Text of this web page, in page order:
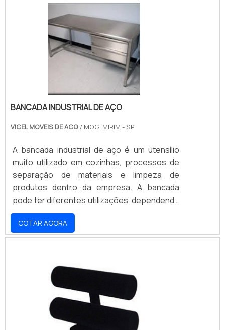
BANCADA INDUSTRIAL DE AÇO
VICEL MOVEIS DE ACO / MOGI MIRIM - SP
A bancada industrial de aço é um utensílio
muito utilizado em cozinhas, processos de
separação de materiais e limpeza de
produtos dentro da empresa. A bancada
pode ter diferentes utilizações, dependendo
da empresa, mas costuma ser empregada
em etapas que exigem higiene nos
processos de manipulação de produtos ou
SOBRE O PRODUTOEsse produto difere dos
demais, isso porque a bancada não é
comprada em uma loja, ou em um tamanho já
pré-definido. As bancadas de uso industrial
são desenvolvidas sob medida e de acordo
com a necessidade de cada empresa, pois
COTAR AGORA